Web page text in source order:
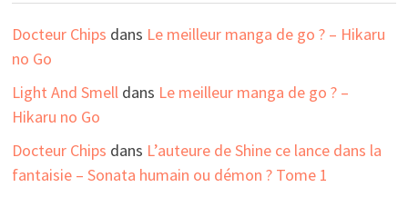
Docteur Chips dans Le meilleur manga de go ? – Hikaru
no Go
Light And Smelldans Le meilleur manga de go ? –
Hikaru no Go
Docteur Chips dans L’auteure de Shine ce lance dans la
fantaisie – Sonata humain ou démon ? Tome 1